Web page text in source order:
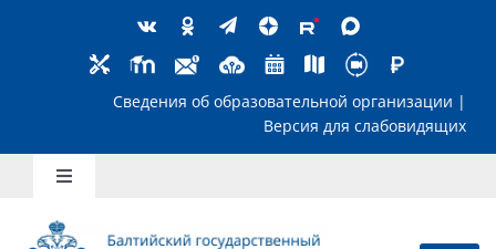
Сведения об образовательной
Toggle
Школьникам